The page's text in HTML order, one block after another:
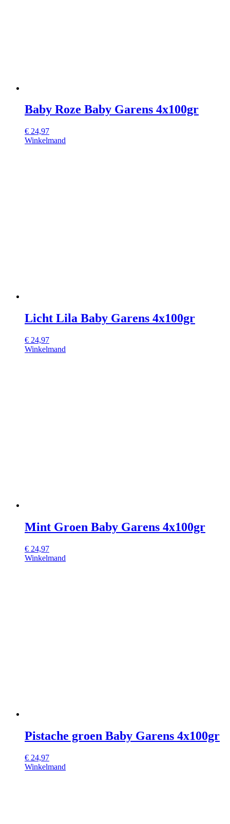
Baby Roze Baby Garens 4x100gr
€ 24,97
Winkelmand
Licht Lila Baby Garens 4x100gr
€ 24,97
Winkelmand
Mint Groen Baby Garens 4x100gr
€ 24,97
Winkelmand
Pistache groen Baby Garens 4x100gr
€ 24,97
Winkelmand